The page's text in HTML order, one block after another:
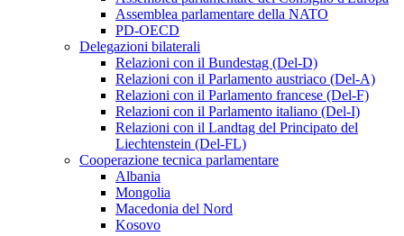
Assemblea parlamentare della NATO
PD-OECD
Delegazioni bilaterali
Relazioni con il Bundestag (Del-D)
Relazioni con il Parlamento austriaco (Del-A)
Relazioni con il Parlamento francese (Del-F)
Relazioni con il Parlamento italiano (Del-I)
Relazioni con il Landtag del Principato del
Liechtenstein (Del-FL)
Cooperazione tecnica parlamentare
Albania
Mongolia
Macedonia del Nord
Kosovo